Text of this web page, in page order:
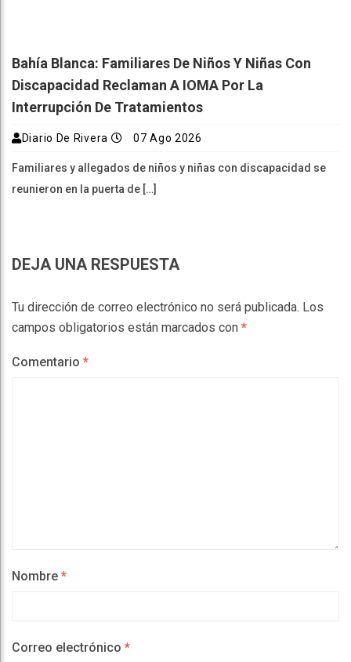
Bahía Blanca: Familiares De Niños Y Niñas Con
Discapacidad Reclaman A IOMA Por La
Interrupción De Tratamientos
Diario De Rivera 07 Ago 2026
Familiares y allegados de niños y niñas con discapacidad se
reunieron en la puerta de […]
DEJA UNA RESPUESTA
Tu dirección de correo electrónico no será publicada. Los
campos obligatorios están marcados con *
Comentario *
Nombre *
Correo electrónico *